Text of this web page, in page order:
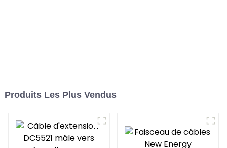
Produits Les Plus Vendus